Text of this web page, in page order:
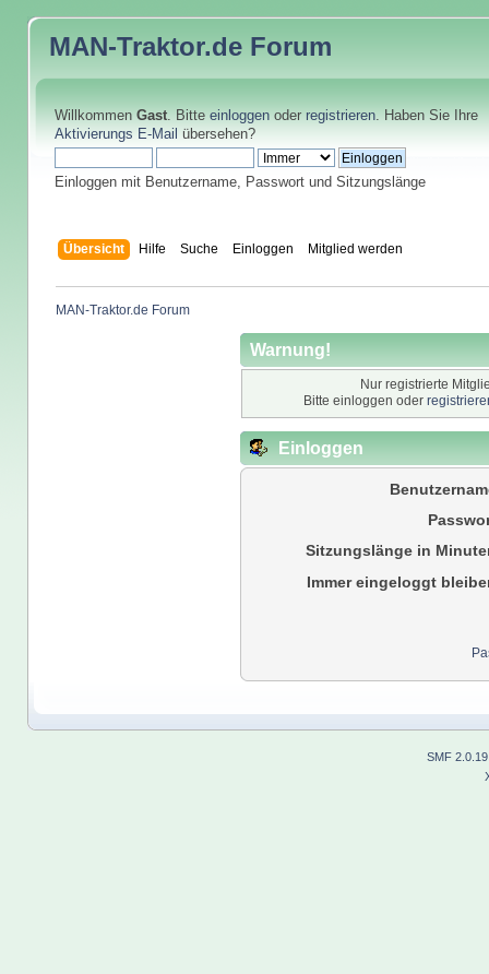
MAN-Traktor.de Forum
Willkommen Gast. Bitte einloggenoder registrieren. Haben Sie Ihre
Aktivierungs E-Mail übersehen?
Einloggen mit Benutzername, Passwort und Sitzungslänge
Übersicht Hilfe Suche Einloggen Mitglied werden
MAN-Traktor.de Forum
Warnung!
Nur registrierte
Bitte einloggen oder
Einloggen
Sitzungslänge in
Immer eingeloggt
SMF 2.0.19